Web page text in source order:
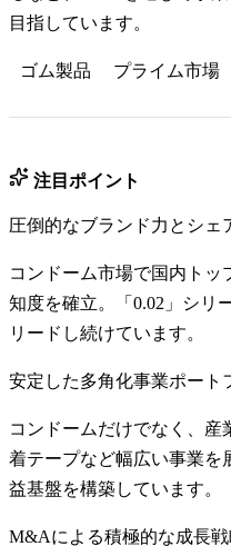
目指しています。
ゴム製品 プライム市場
注目ポイント
圧倒的なブランド力とシェ
コンドーム市場で国内ト
知度を確立。「0.02」シリ
リードし続けています。
安定した多角化事業ポート
コンドームだけでなく、
着テープなど幅広い事業を
益基盤を構築しています。
M&Aによる積極的な成長戦